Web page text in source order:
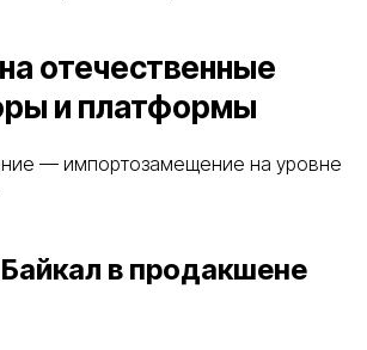
отечественные
и платформы
— импортозамещение на уровне
в продакшене